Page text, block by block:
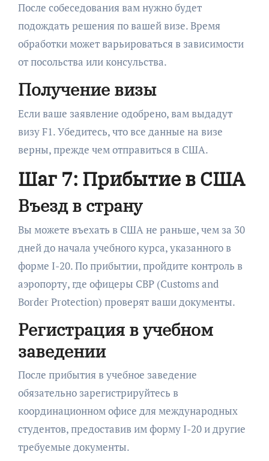
После собеседования вам нужно будет
подождать решения по вашей визе. Время
обработки может варьироваться в зависимости
от посольства или консульства.
Получение визы
Если ваше заявление одобрено, вам выдадут
визу F1. Убедитесь, что все данные на визе
верны, прежде чем отправиться в США.
Шаг 7: Прибытие в США
Въезд в страну
Вы можете въехать в США не раньше, чем за 30
дней до начала учебного курса, указанного в
форме I-20. По прибытии, пройдите контроль в
аэропорту, где офицеры CBP (Customs and
Border Protection) проверят ваши документы.
Регистрация в учебном
заведении
После прибытия в учебное заведение
обязательно зарегистрируйтесь в
координационном офисе для международных
студентов, предоставив им форму I-20 и другие
требуемые документы.